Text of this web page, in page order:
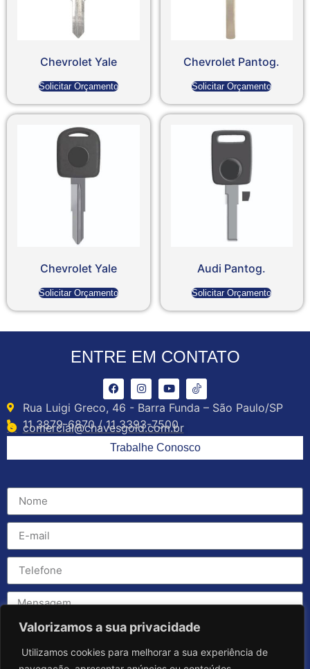
Valorizamos a sua privacidade
Utilizamos cookies para melhorar a sua experiência de
Chevrolet Yale
Solicitar Orçamento
Chevrolet Pantog.
Solicitar Orçamento
Chevrolet Yale
Solicitar Orçamento
Audi Pantog.
Solicitar Orçamento
ENTRE EM CONTATO
Rua Luigi Greco, 46 - Barra Funda – São Paulo/SP
11 3879-6870 / 11 3393-7500
comercial@chavesgold.com.br
Trabalhe Conosco